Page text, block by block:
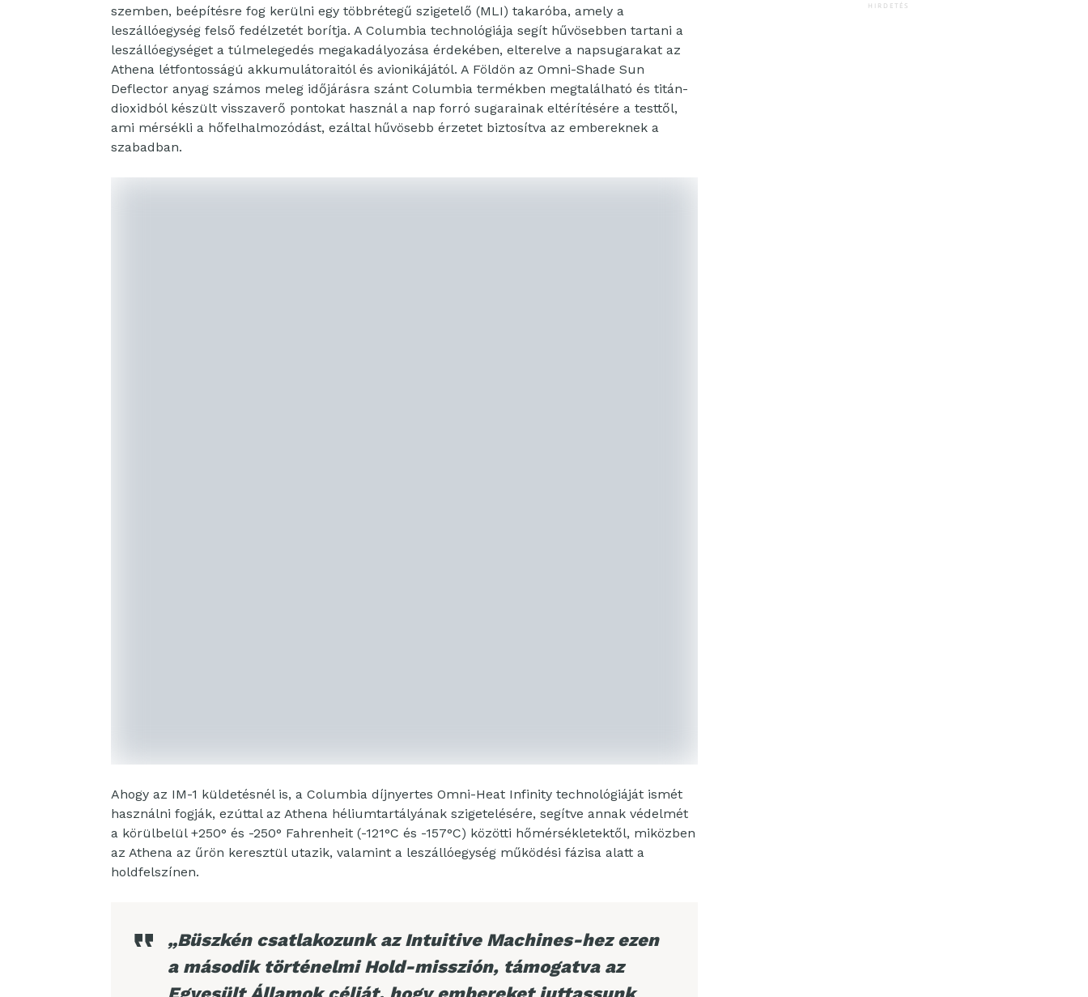
szemben, beépítésre fog kerülni egy többrétegű szigetelő (MLI) takaróba, amely a
leszállóegység felső fedélzetét borítja. A Columbia technológiája segít hűvösebben tartani a
leszállóegységet a túlmelegedés megakadályozása érdekében, elterelve a napsugarakat az
Athena létfontosságú akkumulátoraitól és avionikájától. A Földön az Omni-Shade Sun
Deflector anyag számos meleg időjárásra szánt Columbia termékben megtalálható és titán-
dioxidból készült visszaverő pontokat használ a nap forró sugarainak eltérítésére a testtől,
ami mérsékli a hőfelhalmozódást, ezáltal hűvösebb érzetet biztosítva az embereknek a
szabadban.
Ahogy az IM-1 küldetésnél is, a Columbia díjnyertes Omni-Heat Infinity technológiáját ismét
használni fogják, ezúttal az Athena héliumtartályának szigetelésére, segítve annak védelmét
a körülbelül +250° és -250° Fahrenheit (-121°C és -157°C) közötti hőmérsékletektől, miközben
az Athena az űrön keresztül utazik, valamint a leszállóegység működési fázisa alatt a
holdfelszínen.
„Büszkén csatlakozunk az Intuitive Machines-hez ezen
a második történelmi Hold-misszión, támogatva az
HIRDETÉS